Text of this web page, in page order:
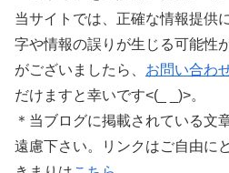
当サイトでは、正確な情報提供
字や情報の誤りが生じる可能性
がございましたら、 お問い合わ
だけますと幸いです<(_ _)>。
＊当ブログに掲載されている文
遠慮下さい。リンクはご自由に